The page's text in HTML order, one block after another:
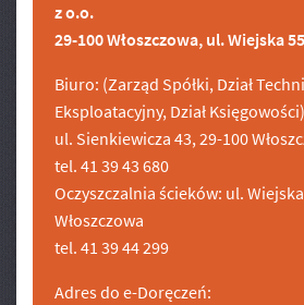
z o.o.
29-100 Włoszczowa, ul. Wiejska
Biuro: (Zarząd Spółki, Dział
Eksploatacyjny, Dział Księgowości)
ul. Sienkiewicza 43, 29-100
tel. 41 39 43 680
Oczyszczalnia ścieków: ul.
Włoszczowa
tel. 41 39 44 299
Adres do e-Doręczeń: